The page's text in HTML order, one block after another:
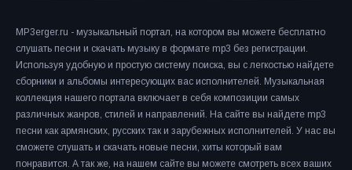
MP3erger.ru - музыкальный портал, на котором вы можете бесплатно
слушать песни и скачать музыку в формате mp3 без регистрации.
Используя удобную и простую систему поиска, вы с легкостью найдете
сборники и альбомы интересующих вас исполнителей. Музыкальная
коллекция нашего портала включает в себя композиции самых
различных жанров, стилей и направлений. На сайте вы найдете mp3
песни как армянских, русских так и зарубежных исполнителей. У нас вы
сможете слушать и скачать новые песни, хиты который вам
понравится. А так же, на нашем сайте вы можете смотреть всех ваших